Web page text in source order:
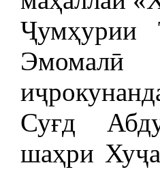
Ҷумҳурии
Суғд
шаҳри